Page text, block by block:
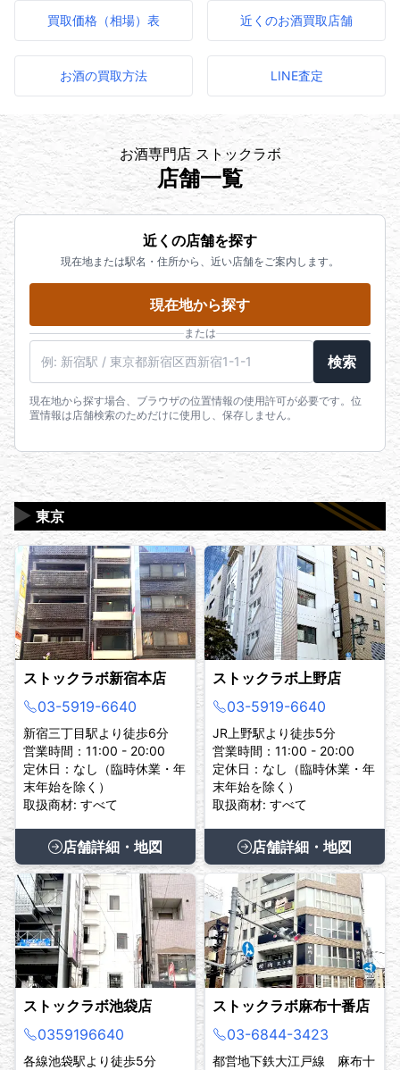
買取価格（相場）表 近くのお酒買取店舗
お酒の買取方法 LINE査定
お酒専門店 ストックラボ
店舗一覧
近くの店舗を探す
現在地または駅名・住所から、近い店舗をご案内します。
現在地から探す
または
検索
現在地から探す場合、ブラウザの位置情報の使用許可が必要です。位
置情報は店舗検索のためだけに使用し、保存しません。
東京
▶
ストックラボ新宿本店
03-5919-6640
新宿三丁目駅より徒歩6分
営業時間：11:00 - 20:00
定休日：なし（臨時休業・年
末年始を除く）
取扱商材: すべて
店舗詳細・地図
ストックラボ上野店
03-5919-6640
JR上野駅より徒歩5分
営業時間：11:00 - 20:00
定休日：なし（臨時休業・年
末年始を除く）
取扱商材: すべて
店舗詳細・地図
ストックラボ池袋店
0359196640
各線池袋駅より徒歩5分
ストックラボ麻布十番店
03-6844-3423
都営地下鉄大江戸線 麻布十